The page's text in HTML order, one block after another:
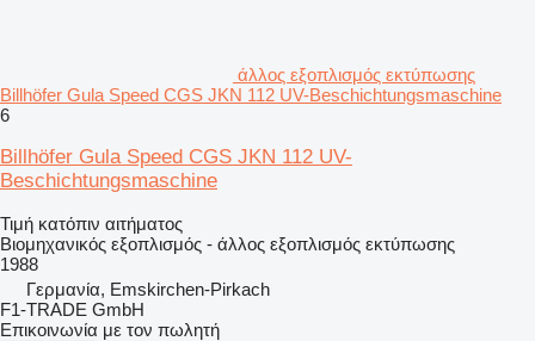
άλλος εξοπλισμός εκτύπωσης
Billhöfer Gula Speed CGS JKN 112 UV-Beschichtungsmaschine
6
Billhöfer Gula Speed CGS JKN 112 UV-
Beschichtungsmaschine
Τιμή κατόπιν αιτήματος
Βιομηχανικός εξοπλισμός - άλλος εξοπλισμός εκτύπωσης
1988
Γερμανία, Emskirchen-Pirkach
F1-TRADE GmbH
Επικοινωνία με τον πωλητή